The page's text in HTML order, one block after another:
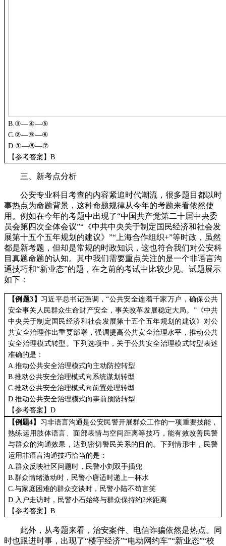
B.③—④—⑤
C.②—⑨—⑥
D.①—⑧—⑦
【参考答案】 B
三、新考点分析
公安专业科目考查的内容紧追时代潮流，很多题目都以时
事热点为命题背景，这种命题规律从今年的考题来看依然使
用。例如在今年的考题中出现了“中国共产党第二十届中央委
员会第四次全体会议”“《中共中央关于制定国民经济和社会发
展第十五个五年规划的建议》”“上海合作组织+”等时政，虽然
都是新考题，但却是常规的时政知识，这也符合我们对公安科
目真题命题的认知。其中我们需要重点关注的是一个非语言沟
通技巧和“新业态”的题，在之前的考试中比较少见。试题展示
如下：
【例题3 】 习近平总书记强调，“公共安全连着千家万户，确保公共
安全事关人民群众生命财产安全，事关改革发展稳定大局。”《中共
中央关于制定国民经济和社会发展第十五个五年规划的建议》对公
共安全治理作出重要部署，强调提高公共安全治理水平，推动公共
安全治理模式转型。下列选项中，关于公共安全治理模式转型表述
准确的是：
A. 推动公共安全治理模式向主动防控转型
B. 推动公共安全治理模式向系统谋划转型
C. 推动公共安全治理模式向前置处理转型
D. 推动公共安全治理模式向事前预防转型
【参考答案】 D
【例题4】 习非语言沟通是公安民警开展群众工作的一项重要技能，
熟练运用肢体语言、面部表情与空间距离等技巧，能有效改善民警
与群众的沟通效果，达到密切警民关系的目的。下列情形中，民警
运用非语言沟通技巧恰当的是：
A.群众反映社区问题时，民警小刘双手插兜
B.群众情绪激动时，民警小唐适时递上一杯水
C.与家庭困难的群众交谈时，民警小陆不苟言笑
D.入户走访时，民警小石始终与群众保持约2米距离
【参考答案 】 B
此外，从考题来看，治安案件、电信诈骗依然是热点。同
时也跟进时事，出现了“楼宇经济”“电动网约车”“新业态”“校